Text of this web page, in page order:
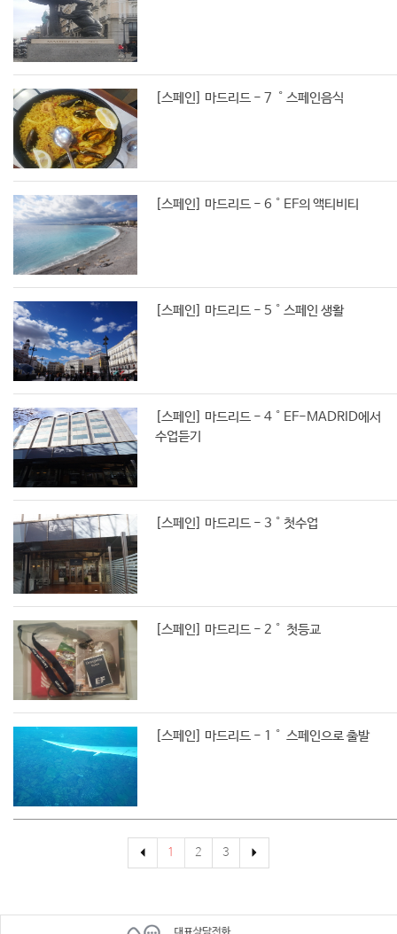
[스페인] 마드리드 - 7 ˚스페인음식
[스페인] 마드리드 - 6˚EF의 액티비티
[스페인] 마드리드 - 5˚스페인 생활
[스페인] 마드리드 - 4˚EF-MADRID에서
수업듣기
[스페인] 마드리드 - 3˚첫수업
[스페인] 마드리드 - 2˚ 첫등교
[스페인] 마드리드 - 1˚ 스페인으로 출발
1 2 3